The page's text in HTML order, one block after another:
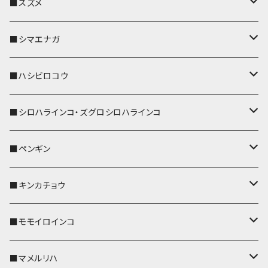
リール付きストラップ
リールのみ
ストラップ付
IDカードホルダー
キーケース
名刺入れ・カードケース
コインケース
メガネケース
ポシェット・バッグ
帆布・デニム
Apple Watchバンド
パスケース
リール付きストラップ
リールのみ
ストラップ付
キーケース
名刺入れ・カードケース
メガネケース
IDカードホルダー
ポシェット・バッグ
帆布・デニム
ポーチ
キーホルダー
パスケース
IDカードホルダー
リール付きストラップ
リールのみ
ストラップ付
キーケース
名刺入れ・カードケース
ポシェット・バッグ
帆布・デニム
ポーチ
キーカバー
キーホルダー
パスケース
リール付きストラップ
リールのみ
ストラップ付
メガネケース
コインケース
IDカードホルダー
ポーチ
■スズメ
キーカバー
キーホルダー
パスケース
リール付きストラップ
リールのみ
ストラップ付
IDカードホルダー
メガネケース
コインケース
■シマエナガ
キーカバー
キーホルダー
パスケース
IDカードホルダー
リール付きストラップ
リールのみ
キーケース
■ハシビロコウ
キーカバー
キーホルダー
リール付きストラップ
リールのみ
ストラップ付
レザートレイ
パスケース
■シロハラインコ・ズグロシロハラインコ
キーカバー
キーホルダー
リール付きストラップ
リールのみ
パスケース
■ペンギン
キーカバー
キーホルダー
パスケース
■キンカチョウ
キーカバー
AppleWatchバンド
■モモイロインコ
キーカバー
■マメルリハ